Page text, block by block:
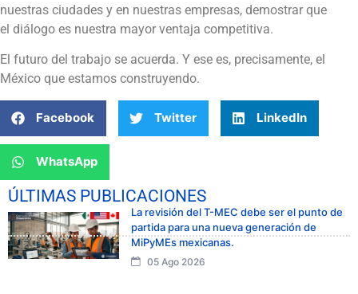
nuestras ciudades y en nuestras empresas, demostrar que
el diálogo es nuestra mayor ventaja competitiva.
El futuro del trabajo se acuerda. Y ese es, precisamente, el
México que estamos construyendo.
Facebook Twitter LinkedIn
WhatsApp
ÚLTIMAS PUBLICACIONES
La revisión del T-MEC debe ser el punto de
partida para una nueva generación de
MiPyMEs mexicanas.
05 Ago 2026